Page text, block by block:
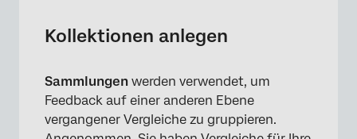
Kollektionen anlegen
Sammlungen werden verwendet, um
Feedback auf einer anderen Ebene
vergangener Vergleiche zu gruppieren.